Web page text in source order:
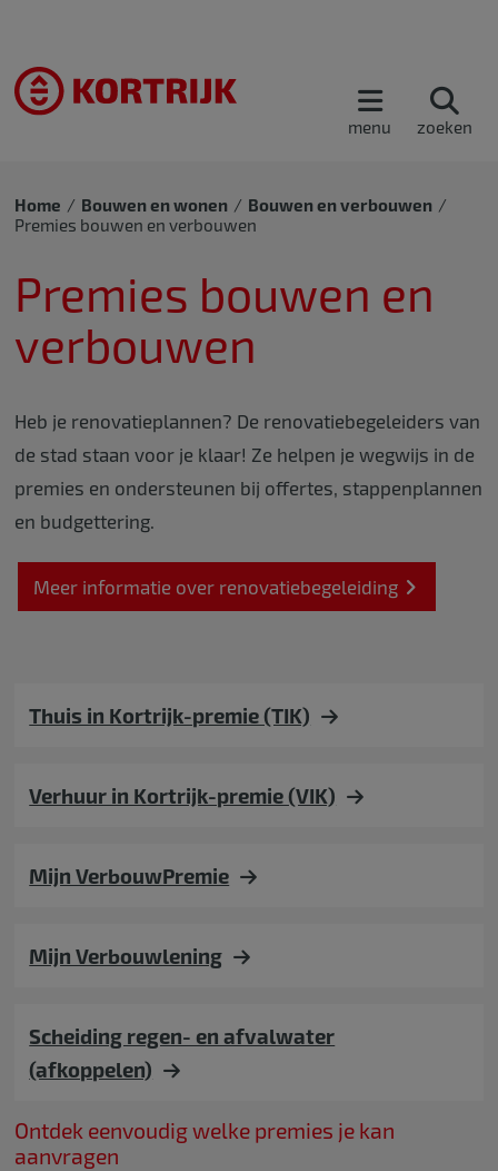
menu zoeken
Home Bouwen en wonen
Bouwen en verbouwen
Premies bouwen en verbouwen
Premies bouwen en
verbouwen
Heb je renovatieplannen? De renovatiebegeleiders van
de stad staan voor je klaar! Ze helpen je wegwijs in de
premies en ondersteunen bij offertes, stappenplannen
en budgettering.
Meer informatie over renovatiebegeleiding
Thuis in Kortrijk-premie (TIK)
Verhuur in Kortrijk-premie (VIK)
Mijn VerbouwPremie
Mijn Verbouwlening
Scheiding regen- en afvalwater
(afkoppelen)
Ontdek eenvoudig welke premies je kan
aanvragen